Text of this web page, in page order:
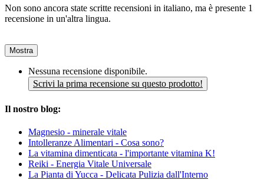
Non sono ancora state scritte recensioni in italiano, ma è presente 1
recensione in un'altra lingua.
Mostra
Nessuna recensione disponibile.
Scrivi la prima recensione su questo prodotto!
Il nostro blog:
Magnesio - minerale vitale
Intolleranze Alimentari - Cosa sono?
La vitamina dimenticata - l'importante vitamina K!
Reiki - Energia Vitale Universale
La Pianta di Yucca - Delicata Pulizia dall'Interno